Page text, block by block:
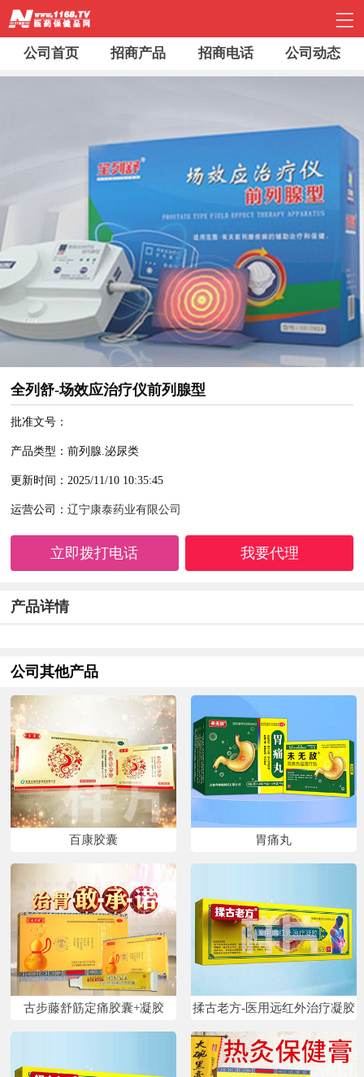
公司首页 招商产品 招商电话 公司动态
全列舒-场效应治疗仪前列腺型
批准文号：
产品类型：前列腺.泌尿类
更新时间：2025/11/10 10:35:45
运营公司：辽宁康泰药业有限公司
立即拨打电话 我要代理
产品详情
公司其他产品
百康胶囊 胃痛丸
古步藤舒筋定痛胶囊+凝胶 揉古老方-医用远红外治疗凝胶